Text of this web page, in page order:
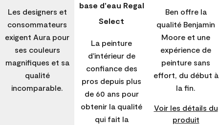
Les designers et
consommateurs
exigent Aura pour
ses couleurs
magnifiques et sa
qualité
incomparable.
base d'eau Regal
Select
La peinture
d'intérieur de
confiance des
pros depuis plus
de 60 ans pour
obtenir la qualité
qui fait la
Ben offre la
qualité Benjamin
Moore et une
expérience de
peinture sans
effort, du début à
la fin.
Voir les détails du
produit